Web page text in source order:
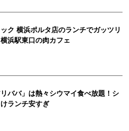
ク 横浜ポルタ店のランチでガッツリ
浜駅東口の肉カフェ
ババ」は熱々シウマイ食べ放題！シ
ランチ安すぎ